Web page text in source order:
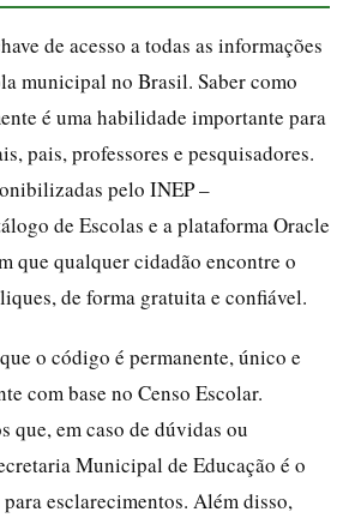
de acesso a todas as informações
municipal no Brasil. Saber como
é uma habilidade importante para
pais, professores e pesquisadores.
pelo INEP –
de Escolas e a plataforma Oracle
que qualquer cidadão encontre o
de forma gratuita e confiável.
o código é permanente, único e
com base no Censo Escolar.
que, em caso de dúvidas ou
Municipal de Educação é o
esclarecimentos. Além disso,